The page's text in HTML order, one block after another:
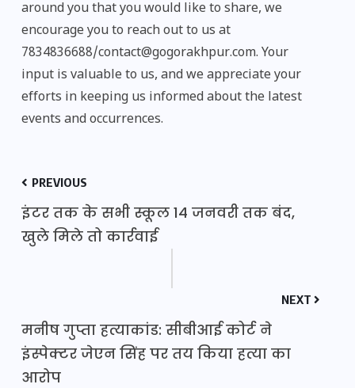
around you that you would like to share, we
encourage you to reach out to us at
7834836688/contact@gogorakhpur.com. Your
input is valuable to us, and we appreciate your
efforts in keeping us informed about the latest
events and occurrences.
PREVIOUS
इंटर तक के सभी स्कूल 14 जनवरी तक बंद,
खुले मिले तो कार्रवाई
NEXT
मनीष गुप्ता हत्याकांड: सीबीआई कोर्ट ने
इंस्पेक्टर जेएन सिंह पर तय किया हत्या का
आरोप